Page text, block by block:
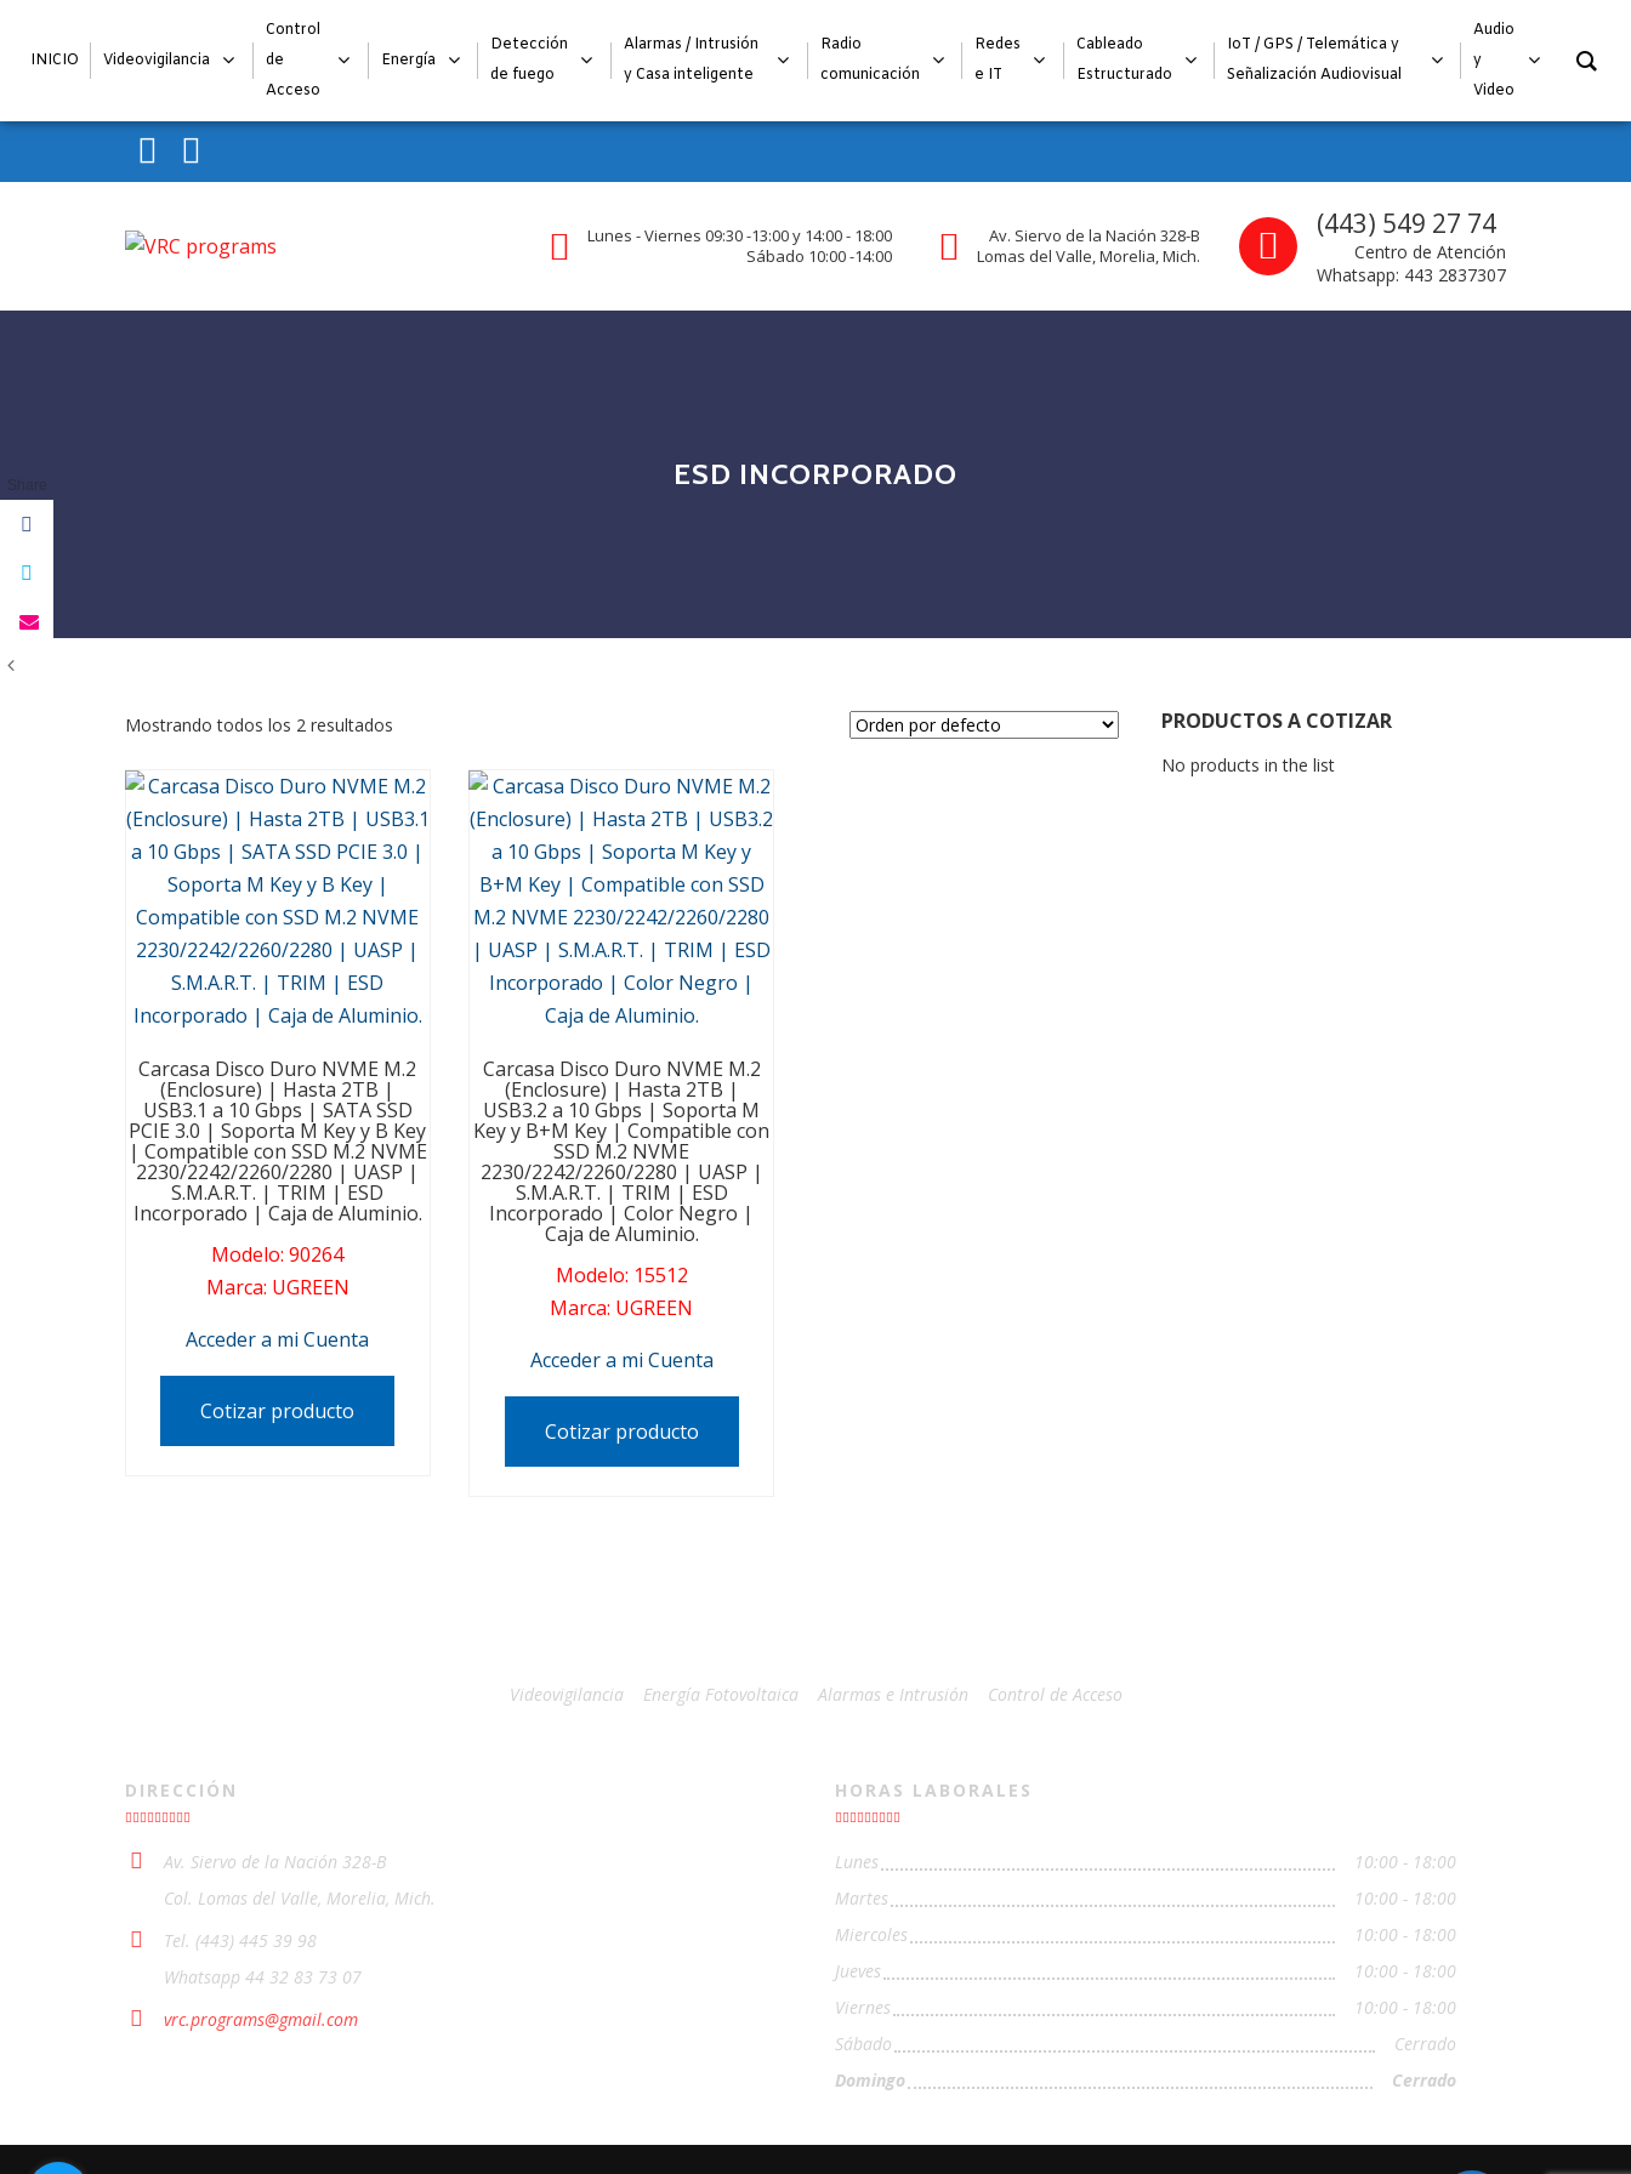
INICIO Videovigilancia
Control
de
Acceso
Energía
Detección
de fuego
Alarmas / Intrusión
y Casa inteligente
Radio
comunicación
Redes
e IT
Cableado
Estructurado
IoT / GPS / Telemática y
Señalización Audiovisual
Audio
y
Video
Skip to navigation
Call us
(443) 549 27 74
Centro de Atención
Whatsapp: 443 2837307
Av. Siervo de la Nación 328-B
Lomas del Valle, Morelia, Mich.
Lunes - Viernes 09:30 -13:00 y 14:00 - 18:00
Sábado 10:00 -14:00
ESD INCORPORADO
Mostrando todos los 2 resultados
Carcasa Disco Duro NVME M.2
(Enclosure) | Hasta 2TB |
USB3.1 a 10 Gbps | SATA SSD
PCIE 3.0 | Soporta M Key y B Key
| Compatible con SSD M.2 NVME
2230/2242/2260/2280 | UASP |
S.M.A.R.T. | TRIM | ESD
Incorporado | Caja de Aluminio.
Modelo:90264
Marca: UGREEN
Acceder a mi Cuenta
Cotizar producto
Carcasa Disco Duro NVME M.2
(Enclosure) | Hasta 2TB |
USB3.2 a 10 Gbps | Soporta M
Key y B+M Key | Compatible con
SSD M.2 NVME
2230/2242/2260/2280 | UASP |
S.M.A.R.T. | TRIM | ESD
Incorporado | Color Negro |
Caja de Aluminio.
Modelo: 15512
Marca: UGREEN
Acceder a mi Cuenta
Cotizar producto
PRODUCTOS A COTIZAR
No products in the list
Videovigilancia Energía Fotovoltaica Alarmas e Intrusión Control de Acceso
DIRECCIÓN
Av. Siervo de la Nación 328-B
Col. Lomas del Valle, Morelia, Mich.
Tel. (443) 445 39 98
Whatsapp 44 32 83 73 07
vrc.programs@gmail.com
HORAS LABORALES
Lunes
10:00 - 18:00
Martes
10:00 - 18:00
Miercoles
10:00 - 18:00
Jueves
10:00 - 18:00
Viernes
10:00 - 18:00
Sábado
Cerrado
Domingo
Cerrado
Share